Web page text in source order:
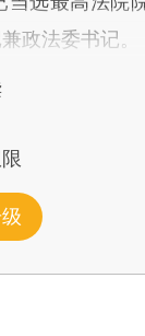
政法委书记。